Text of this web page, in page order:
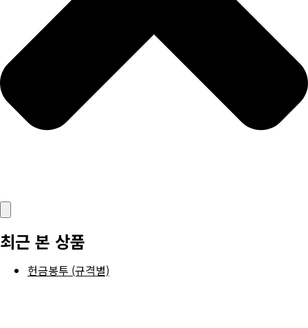
최근 본 상품
헌금봉투 (규격별)